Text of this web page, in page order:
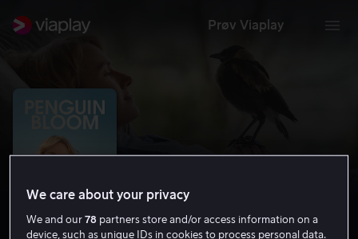
Prøv Viaplay
We care about your privacy
We and our78 partners store and/or access information on a
device, such as unique IDs in cookies to process personal data.